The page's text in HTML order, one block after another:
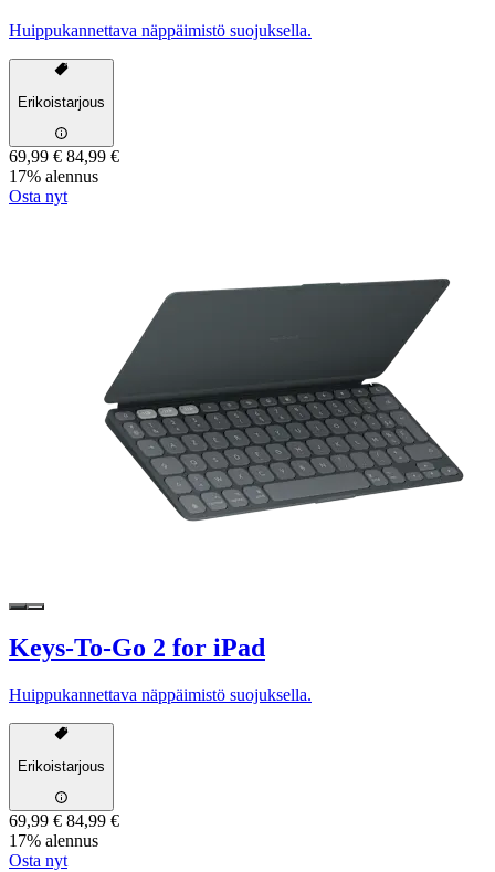
Huippukannettava näppäimistö suojuksella.
Erikoistarjous
69,99 € 84,99 €
17% alennus
Osta nyt
Keys-To-Go 2 for iPad
Huippukannettava näppäimistö suojuksella.
Erikoistarjous
69,99 € 84,99 €
17% alennus
Osta nyt